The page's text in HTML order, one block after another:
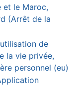
et le Maroc,
(Arrêt de la
de
la vie privée,
personnel (eu)